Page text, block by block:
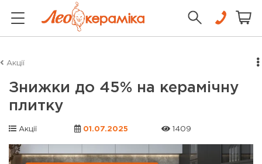
Акції
Знижки до 45% на керамічну
плитку
Акції 01.07.2025 1409